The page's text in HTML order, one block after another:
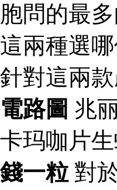
胞問的最
這兩種選
針對這兩
電路圖 兆
卡玛咖片
錢一粒 對